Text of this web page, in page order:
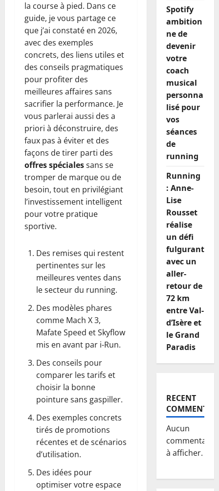
la course à pied. Dans ce
guide, je vous partage ce
que j’ai constaté en 2026,
avec des exemples
concrets, des liens utiles et
des conseils pragmatiques
pour profiter des
meilleures affaires sans
sacrifier la performance. Je
vous parlerai aussi des a
priori à déconstruire, des
faux pas à éviter et des
façons de tirer parti des
offres spécialessans se
tromper de marque ou de
besoin, tout en privilégiant
l’investissement intelligent
pour votre pratique
sportive.
Des remises qui restent
pertinentes sur les
meilleures ventes dans
le secteur du running.
Des modèles phares
comme Mach X 3,
Mafate Speed et Skyflow
mis en avant par i-Run.
Des conseils pour
comparer les tarifs et
choisir la bonne
pointure sans gaspiller.
Des exemples concrets
tirés de promotions
récentes et de scénarios
d’utilisation.
Des idées pour
optimiser votre espace
Spotify
ambition
ne de
devenir
votre
coach
musical
personna
lisé pour
vos
séances
de
running
Running
: Anne-
Lise
Rousset
réalise
un défi
fulgurant
avec un
aller-
retour de
72 km
entre Val-
d’Isère et
le Grand
Paradis
RECENT
COMMENTS
Aucun
commentaire
à afficher.